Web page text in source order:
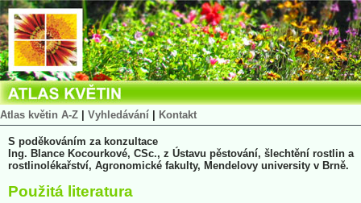
Atlas květin A-Z Vyhledávání Kontakt
S poděkováním za konzultace
Ing. Blance Kocourkové, CSc., z Ústavu pěstování, šlechtění rostlin a
rostlinolékařství, Agronomické fakulty, Mendelovy university v Brně.
Použitá literatura